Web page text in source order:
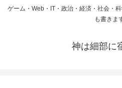
ゲーム・Web・IT・政治・経済・社会・
も書きま
神は細部に